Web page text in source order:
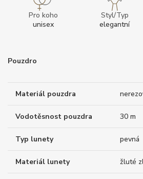
Pro koho
unisex
Styl/Typ
elegantní
Pouzdro
Materiál pouzdra
Vodotěsnost pouzdra 30 m
Typ lunety pevná
Materiál lunety žluté